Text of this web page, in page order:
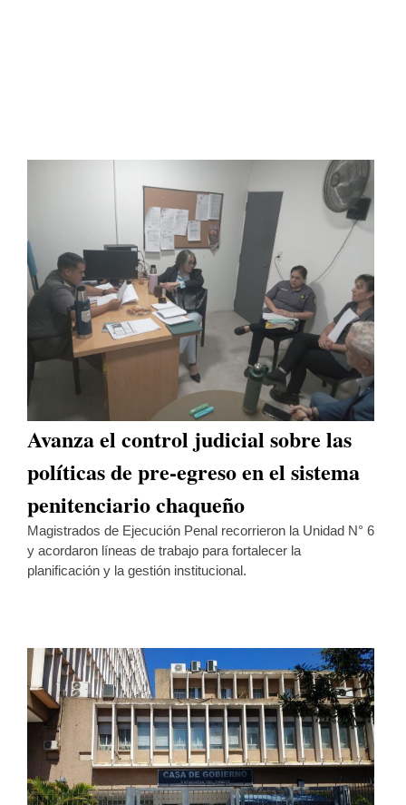
Avanza el control judicial sobre las
políticas de pre-egreso en el sistema
penitenciario chaqueño
Magistrados de Ejecución Penal recorrieron la Unidad N° 6
y acordaron líneas de trabajo para fortalecer la
planificación y la gestión institucional.